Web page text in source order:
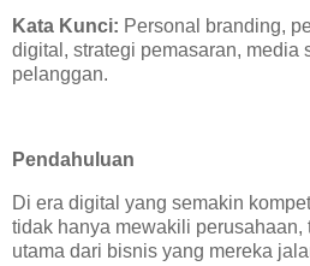
Kata Kunci: Personal branding,
digital, strategi pemasaran, media
pelanggan.
Pendahuluan
Di era digital yang semakin
tidak hanya mewakili
utama dari bisnis yang mereka